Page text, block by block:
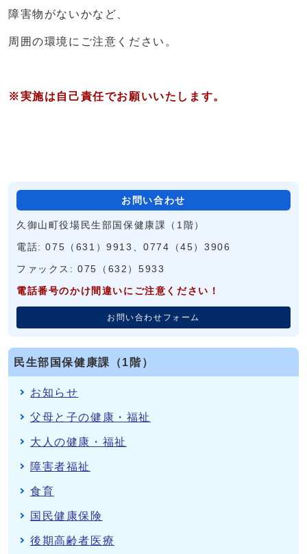
障害物がないかなど、
周囲の環境にご注意ください。
※実施は自己責任でお願いいたします。
お問い合わせ
久御山町役場民生部国保健康課（1階）
電話: 075（631）9913、0774（45）3906
ファックス: 075（632）5933
電話番号のかけ間違いにご注意ください！
お問い合わせフォーム
民生部国保健康課（1階）
お知らせ
父母と子の健康・福祉
大人の健康・福祉
障害者福祉
食育
国民健康保険
後期高齢者医療